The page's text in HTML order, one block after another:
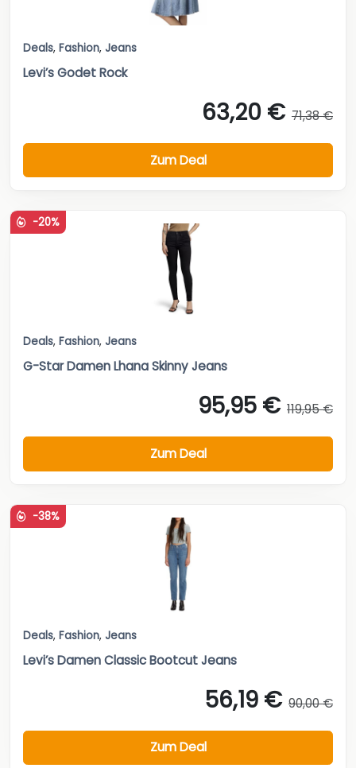
Deals, Fashion, Jeans
Levi’s Godet Rock
63,20 € 71,38 €
Zum Deal
-20%
Deals, Fashion, Jeans
G-Star Damen Lhana Skinny Jeans
95,95 € 119,95 €
Zum Deal
-38%
Deals, Fashion, Jeans
Levi’s Damen Classic Bootcut Jeans
56,19 € 90,00 €
Zum Deal